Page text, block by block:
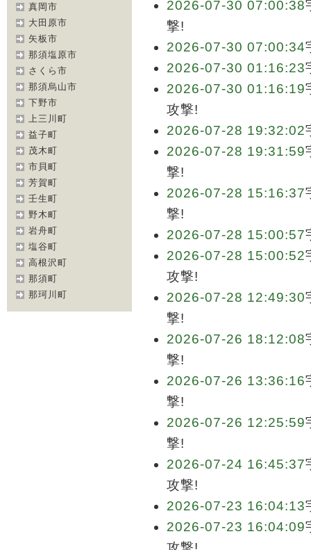
真岡市
大田原市
矢板市
那須塩原市
さくら市
那須烏山市
下野市
上三川町
益子町
茂木町
市貝町
芳賀町
壬生町
野木町
岩舟町
塩谷町
高根沢町
那須町
那珂川町
2026-07-30 07:00:38
撃!
2026-07-30 07:00:34
2026-07-30 01:16:23
2026-07-30 01:16:19
攻撃!
2026-07-28 19:32:02
2026-07-28 19:31:59
撃!
2026-07-28 15:16:37
撃!
2026-07-28 15:00:57
2026-07-28 15:00:52
攻撃!
2026-07-28 12:49:30
撃!
2026-07-26 18:12:08
撃!
2026-07-26 13:36:16
撃!
2026-07-26 12:25:59
撃!
2026-07-24 16:45:37
攻撃!
2026-07-23 16:04:13
2026-07-23 16:04:09